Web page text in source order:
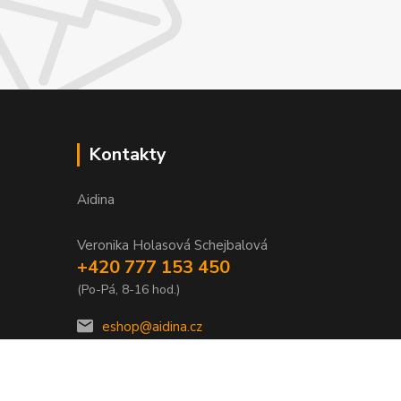
Kontakty
Aidina
Veronika Holasová Schejbalová
+420 777 153 450
(Po-Pá, 8-16 hod.)
eshop@aidina.cz